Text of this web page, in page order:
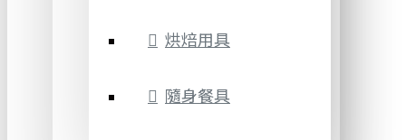
烘焙用具
隨身餐具